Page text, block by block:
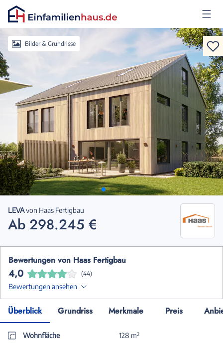
AnmeldenBilder & Grundrisse
LEVAvon Haas Fertigbau
Ab 298.245 €
Bewertungen von Haas Fertigbau
4,0 (44)
Bewertungen ansehen
Überblick Grundriss Merkmale Preis
Wohnfläche
128 m²